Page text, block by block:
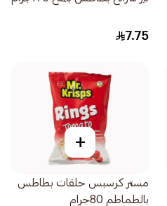
7.75
+
مستر كرسبس حلقات بطاطس
بالطماطم 80جرام